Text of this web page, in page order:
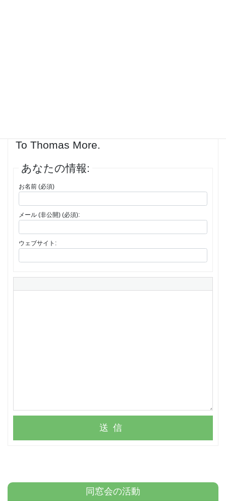
To Thomas More.
あなたの情報:
お名前 (必須)
メール (非公開) (必須):
ウェブサイト:
送信
同窓会の活動